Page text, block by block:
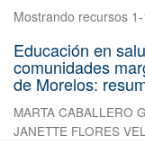
Mostrando recursos 1-
Educación en
comunidades
de Morelos:
MARTA CABALLERO
JANETTE FLORES